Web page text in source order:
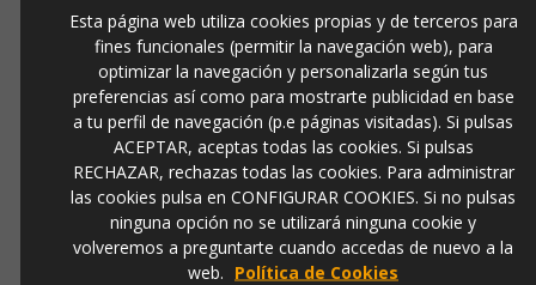
184,00 € 138,00 €
Añadir a la cesta
Esta página web utiliza cookies propias y de terceros para
fines funcionales (permitir la navegación web), para
optimizar la navegación y personalizarla según tus
preferencias así como para mostrarte publicidad en base
a tu perfil de navegación (p.e páginas visitadas). Si pulsas
ACEPTAR, aceptas todas las cookies. Si pulsas
RECHAZAR, rechazas todas las cookies. Para administrar
las cookies pulsa en CONFIGURAR COOKIES. Si no pulsas
ninguna opción no se utilizará ninguna cookie y
volveremos a preguntarte cuando accedas de nuevo a la
web. Política de Cookies